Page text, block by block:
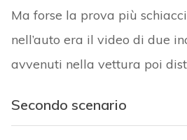
Ma forse la prova più
nell’auto era il video di due
avvenuti nella vettura poi
Secondo scenario